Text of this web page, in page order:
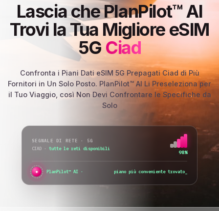
Lascia che PlanPilot™ AI
Trovi la Tua Migliore eSIM
5G Ciad
Confronta i Piani Dati eSIM 5G Prepagati Ciad di Più
Fornitori in Un Solo Posto. PlanPilot™ AI Li Preseleziona per
il Tuo Viaggio, così Non Devi Confrontare le Specifiche da
Solo
SEGNALE DI RETE · 5G
CIAD · tutte le reti disponibili
98%
✦ ● PlanPilot™ AI · verifico l’attivazione imm